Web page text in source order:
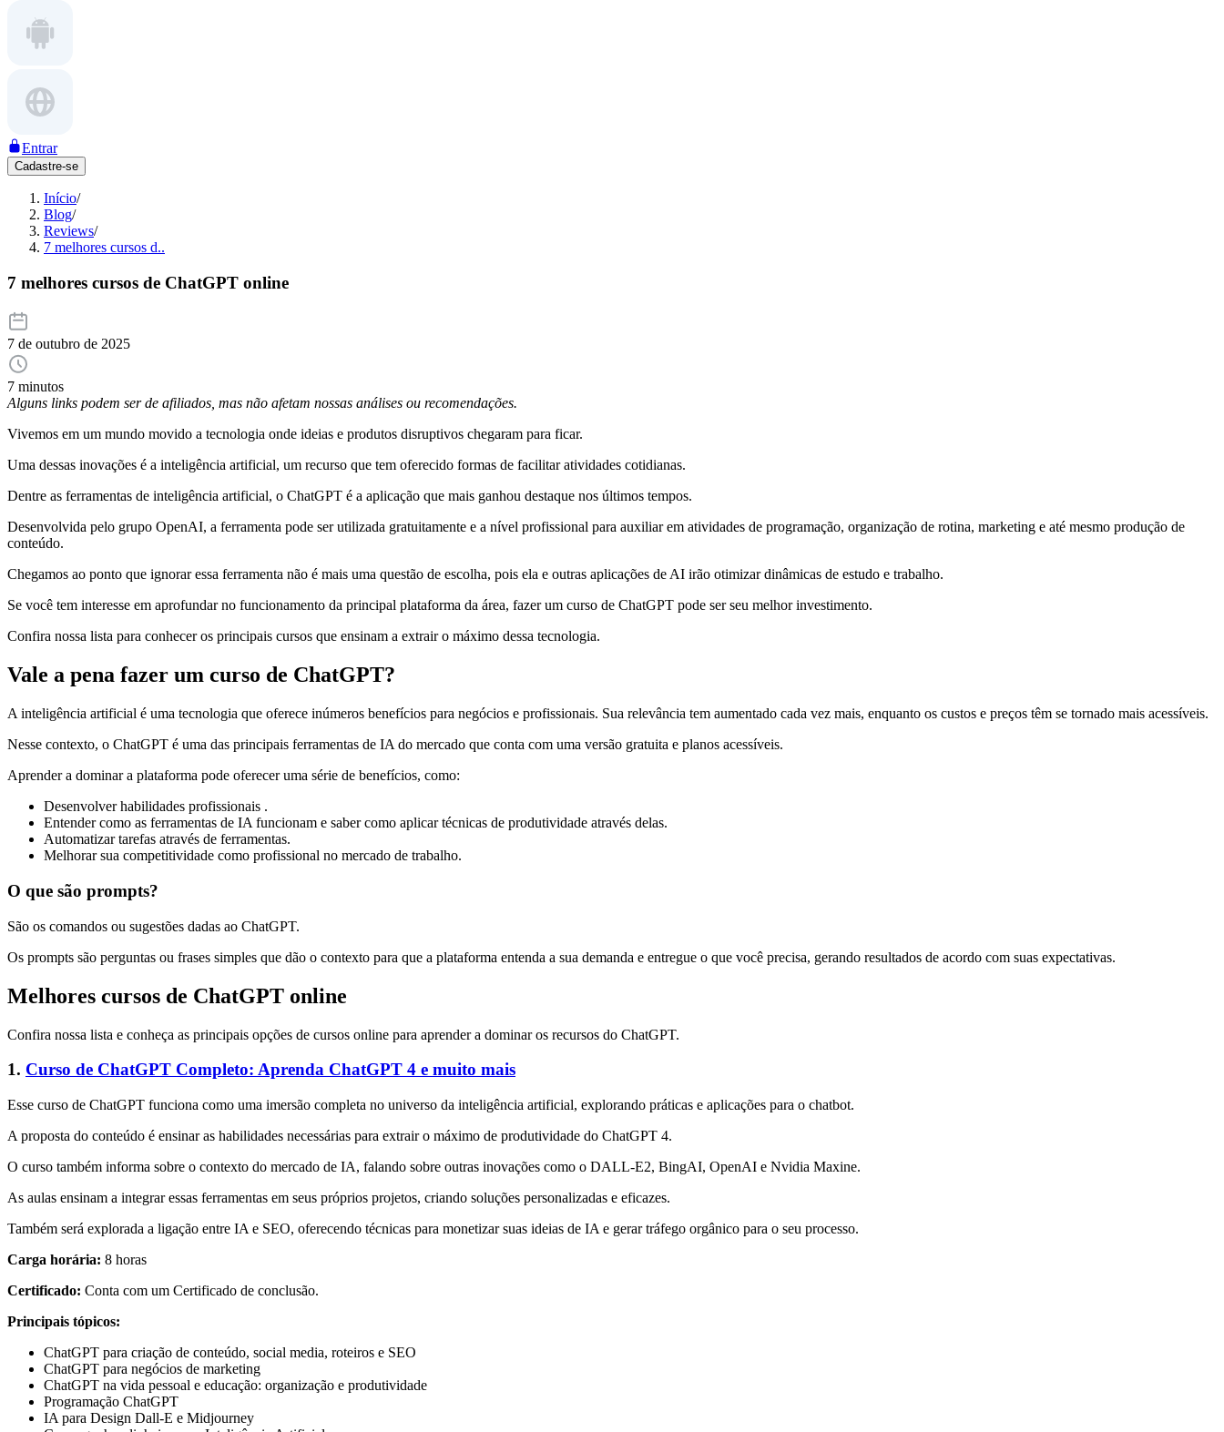
Entrar
Cadastre-se
Início/
Blog/
Reviews/
7 melhores cursos d..
7 melhores cursos de ChatGPT online
7 de outubro de 2025
7 minutos
Alguns links podem ser de afiliados, mas não afetam nossas análises ou recomendações.
Vivemos em um mundo movido a tecnologia onde ideias e produtos disruptivos chegaram para ficar.
Uma dessas inovações é a inteligência artificial, um recurso que tem oferecido formas de facilitar atividades cotidianas.
Dentre as ferramentas de inteligência artificial, o ChatGPT é a aplicação que mais ganhou destaque nos últimos tempos.
Desenvolvida pelo grupo OpenAI, a ferramenta pode ser utilizada gratuitamente e a nível profissional para auxiliar em atividades de programação, organização de rotina, marketing e até mesmo produção de
conteúdo.
Chegamos ao ponto que ignorar essa ferramenta não é mais uma questão de escolha, pois ela e outras aplicações de AI irão otimizar dinâmicas de estudo e trabalho.
Se você tem interesse em aprofundar no funcionamento da principal plataforma da área, fazer um curso de ChatGPT pode ser seu melhor investimento.
Confira nossa lista para conhecer os principais cursos que ensinam a extrair o máximo dessa tecnologia.
Vale a pena fazer um curso de ChatGPT?
A inteligência artificial é uma tecnologia que oferece inúmeros benefícios para negócios e profissionais. Sua relevância tem aumentado cada vez mais, enquanto os custos e preços têm se tornado mais acessíveis.
Nesse contexto, o ChatGPT é uma das principais ferramentas de IA do mercado que conta com uma versão gratuita e planos acessíveis.
Aprender a dominar a plataforma pode oferecer uma série de benefícios, como:
Desenvolver habilidades profissionais .
Entender como as ferramentas de IA funcionam e saber como aplicar técnicas de produtividade através delas.
Automatizar tarefas através de ferramentas.
Melhorar sua competitividade como profissional no mercado de trabalho.
O que são prompts?
São os comandos ou sugestões dadas ao ChatGPT.
Os prompts são perguntas ou frases simples que dão o contexto para que a plataforma entenda a sua demanda e entregue o que você precisa, gerando resultados de acordo com suas expectativas.
Melhores cursos de ChatGPT online
Confira nossa lista e conheça as principais opções de cursos online para aprender a dominar os recursos do ChatGPT.
1. Curso de ChatGPT Completo: Aprenda ChatGPT 4 e muito mais
Esse curso de ChatGPT funciona como uma imersão completa no universo da inteligência artificial, explorando práticas e aplicações para o chatbot.
A proposta do conteúdo é ensinar as habilidades necessárias para extrair o máximo de produtividade do ChatGPT 4.
O curso também informa sobre o contexto do mercado de IA, falando sobre outras inovações como o DALL-E2, BingAI, OpenAI e Nvidia Maxine.
As aulas ensinam a integrar essas ferramentas em seus próprios projetos, criando soluções personalizadas e eficazes.
Também será explorada a ligação entre IA e SEO, oferecendo técnicas para monetizar suas ideias de IA e gerar tráfego orgânico para o seu processo.
Carga horária: 8 horas
Certificado: Conta com um Certificado de conclusão.
Principais tópicos:
ChatGPT para criação de conteúdo, social media, roteiros e SEO
ChatGPT para negócios de marketing
ChatGPT na vida pessoal e educação: organização e produtividade
Programação ChatGPT
IA para Design Dall-E e Midjourney